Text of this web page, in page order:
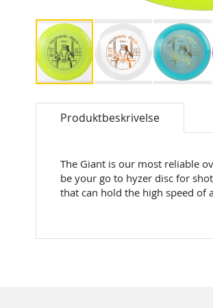
to
images
gallery
Produktbeskrivelse
The Giant is our most reliable
be your go to hyzer disc for
that can hold the high speed of